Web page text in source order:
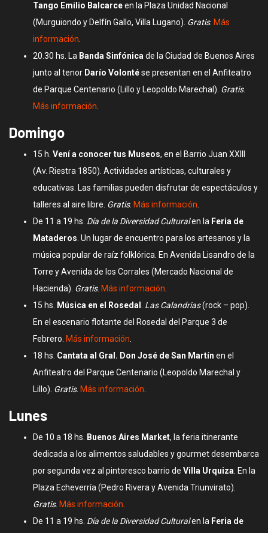
Tango Emilio Balcarceen la Plaza Unidad Nacional
(Murguiondo y Delfín Gallo, Villa Lugano). Gratis. Más
información
20.30 hs. La Banda Sinfónica de la Ciudad de Buenos Aires
junto al tenor Darío Volontése presentan en el Anfiteatro
de Parque Centenario (Lillo y Leopoldo Marechal). Gratis.
Más información
Domingo
15 h. Vení a conocer tus Museos, en el Barrio Juan XXIII
(Av. Riestra 1850). Actividades artísticas, culturales y
educativas. Las familias pueden disfrutar de espectáculos y
talleres al aire libre. Gratis. Más información
De 11 a 19 hs. Día de la Diversidad Culturalen la Feria de
Mataderos . Un lugar de encuentro para los artesanos y la
música popular de raíz folklórica. En Avenida Lisandro de la
Torre y Avenida de los Corrales (Mercado Nacional de
Hacienda). Gratis. Más información
15 hs.
Música en el Rosedal Las Calandrias(rock – pop).
En el escenario flotante del Rosedal del Parque 3 de
Febrero. Más información
18 hs. Cantata al Gral. Don José de San Martín en el
Anfiteatro del Parque Centenario (Leopoldo Marechal y
Lillo). Gratis. Más información
Lunes
De 10 a 18 hs. Buenos Aires Market, la feria itinerante
dedicada a los alimentos saludables y gourmet desembarca
por segunda vez al pintoresco barrio de Villa Urquiza . En la
Plaza Echeverría (Pedro Rivera y Avenida Triunvirato).
Gratis. Más información
De 11 a 19 hs. Día de la Diversidad Culturalen la Feria de